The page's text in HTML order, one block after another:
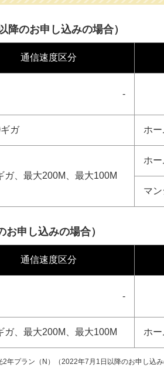
のお申し込みの場合）
通信速度区分
-
ガ ホ
ガ、最大200M、最大100M
ホー
マ
申し込みの場合）
通信速度区分
-
ガ、最大200M、最大100M ホ
年プラン（N）（2022年7月1日以降のお申し込